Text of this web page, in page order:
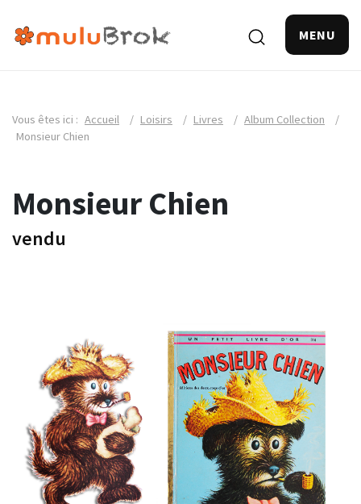
MENU
Vous êtes ici : Accueil / Loisirs / Livres / Album Collection
/
Monsieur Chien
Monsieur Chien
vendu